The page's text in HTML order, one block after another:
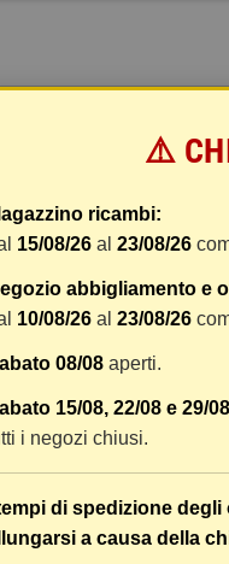
dal ricevimento del
per tracciare il vostro
di gestione e
di
saranno
e i vostri articoli
⚠️
ricambi:
15/08/26 al 23/08/26
abbigliamento e
10/08/26 al 23/08/26
08/08 aperti.
15/08, 22/08 e 29/08
i negozi chiusi.
tempi di spedizione
a causa della